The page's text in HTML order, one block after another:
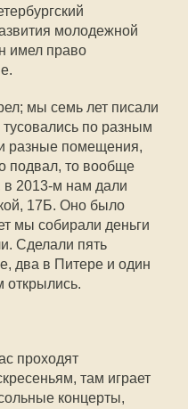
молодежной
имел право
мы семь лет писали
по разным
разные помещения,
подвал, то вообще
в 2013-м нам дали
17Б. Оно было
мы собирали деньги
Сделали пять
два в Питере и один
открылись.
проходят
там играет
концерты,